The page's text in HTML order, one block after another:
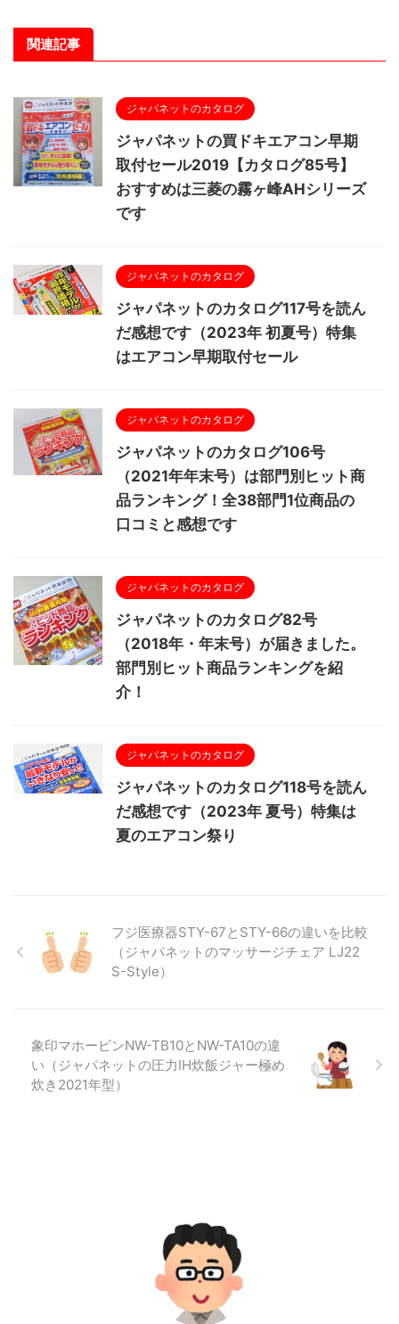
関連記事
ジャパネットのカタログ
ジャパネットの買ドキエアコン早期
取付セール2019【カタログ85号】
おすすめは三菱の霧ヶ峰AHシリーズ
です
ジャパネットのカタログ
ジャパネットのカタログ117号を読ん
だ感想です（2023年 初夏号）特集
はエアコン早期取付セール
ジャパネットのカタログ
ジャパネットのカタログ106号
（2021年年末号）は部門別ヒット商
品ランキング！全38部門1位商品の
口コミと感想です
ジャパネットのカタログ
ジャパネットのカタログ82号
（2018年・年末号）が届きました。
部門別ヒット商品ランキングを紹
介！
ジャパネットのカタログ
ジャパネットのカタログ118号を読ん
だ感想です（2023年 夏号）特集は
夏のエアコン祭り
フジ医療器STY-67とSTY-66の違いを比較
（ジャパネットのマッサージチェア LJ22
S-Style）
象印マホービンNW-TB10とNW-TA10の違
い（ジャパネットの圧力IH炊飯ジャー極め
炊き2021年型）